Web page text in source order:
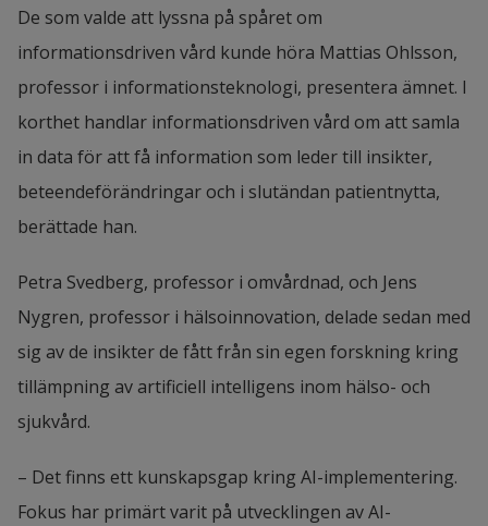
De som valde att lyssna på spåret om
informationsdriven vård kunde höra Mattias Ohlsson,
professor i informationsteknologi, presentera ämnet. I
korthet handlar informationsdriven vård om att samla
in data för att få information som leder till insikter,
beteendeförändringar och i slutändan patientnytta,
berättade han.
Petra Svedberg, professor i omvårdnad, och Jens
Nygren, professor i hälsoinnovation, delade sedan med
sig av de insikter de fått från sin egen forskning kring
tillämpning av artificiell intelligens inom hälso- och
sjukvård.
– Det finns ett kunskapsgap kring AI-implementering.
Fokus har primärt varit på utvecklingen av AI-